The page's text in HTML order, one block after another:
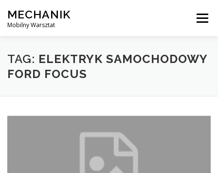
content
MECHANIK
Mobilny Warsztat
Menu
MOBILNY MECHANIK ELEKTRYK SAMOCHODOWY
TAG: ELEKTRYK SAMOCHODOWY
FORD FOCUS